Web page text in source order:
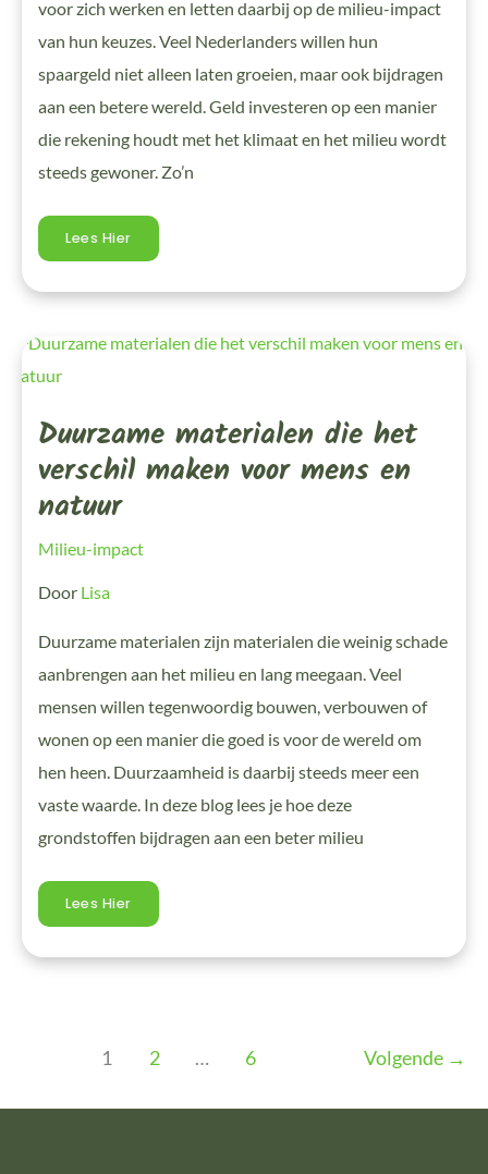
voor zich werken en letten daarbij op de milieu-impact
van hun keuzes. Veel Nederlanders willen hun
spaargeld niet alleen laten groeien, maar ook bijdragen
aan een betere wereld. Geld investeren op een manier
die rekening houdt met het klimaat en het milieu wordt
steeds gewoner. Zo’n
Lees Hier
Duurzame materialen die het
verschil maken voor mens en
natuur
Milieu-impact
Door Lisa
Duurzame materialen zijn materialen die weinig schade
aanbrengen aan het milieu en lang meegaan. Veel
mensen willen tegenwoordig bouwen, verbouwen of
wonen op een manier die goed is voor de wereld om
hen heen. Duurzaamheid is daarbij steeds meer een
vaste waarde. In deze blog lees je hoe deze
grondstoffen bijdragen aan een beter milieu
Voor
Mens
En
Natuur
Lees Hier
1 2 … 6 Volgende →